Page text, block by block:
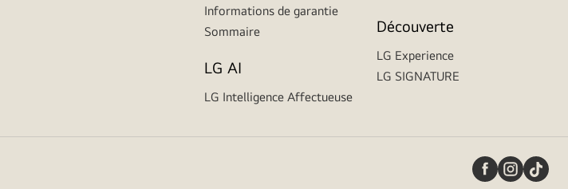
Informations de garantie
Sommaire
LG AI
LG Intelligence Affectueuse
Découverte
LG Experience
LG SIGNATURE